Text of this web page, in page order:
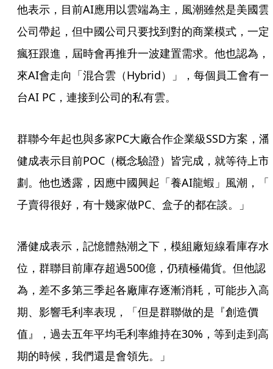
他表示，目前AI應用以雲端為主，風潮雖然是美國雲
公司帶起，但中國公司只要找到對的商業模式，一定
瘋狂跟進，屆時會再推升一波建置需求。他也認為，
來AI會走向「混合雲（Hybrid）」，每個員工會有一
台AI PC，連接到公司的私有雲。
群聯今年起也與多家PC大廠合作企業級SSD方案，潘
健成表示目前POC（概念驗證）皆完成，就等待上市
劃。他也透露，因應中國興起「養AI龍蝦」風潮，「
子賣得很好，有十幾家做PC、盒子的都在談。」
潘健成表示，記憶體熱潮之下，模組廠短線看庫存水
位，群聯目前庫存超過500億，仍積極備貨。但他認
為，差不多第三季起各廠庫存逐漸消耗，可能步入高
期、影響毛利率表現，「但是群聯做的是『創造價
值』，過去五年平均毛利率維持在30%，等到走到高
期的時候，我們還是會領先。」